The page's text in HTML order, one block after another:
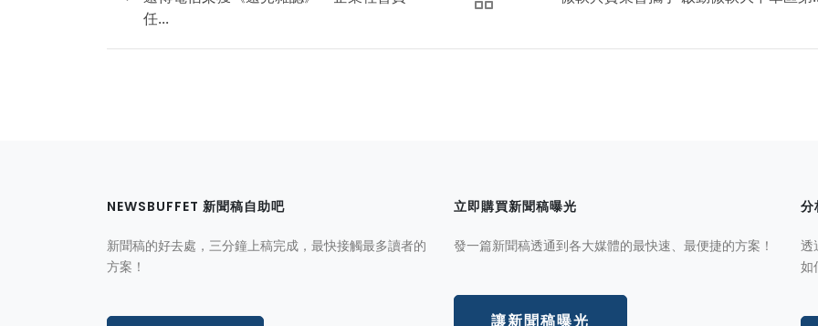
任...
NEWSBUFFET 新聞稿自助吧
新聞稿的好去處，三分鐘上稿完成，最快接觸最多讀者的
方案！
立即購買新聞稿曝光
發一篇新聞稿透通到各大媒體的最快速、最便捷的方案！
讓新聞稿曝光
分
透
如